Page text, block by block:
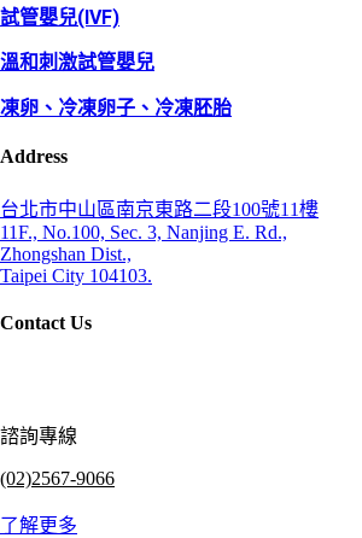
試管嬰兒(IVF)
溫和刺激試管嬰兒
凍卵、冷凍卵子、冷凍胚胎
Address
台北市中山區南京東路二段100號11樓
11F., No.100, Sec. 3, Nanjing E. Rd.,
Zhongshan Dist.,
Taipei City 104103.
Contact Us
諮詢專線
(02)2567-9066
了解更多